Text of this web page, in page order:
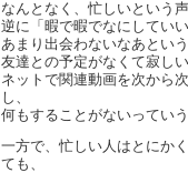
なんとなく、忙しいという
逆に「暇で暇でなにしてい
あまり出会わないなあとい
友達との予定がなくて寂し
ネットで関連動画を次から
し、
何もすることがないってい
一方で、忙しい人はとにか
ても、